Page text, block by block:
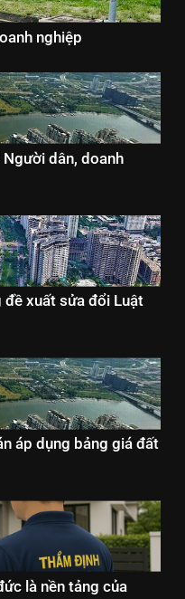
nghiệp
dân, doanh
đề xuất sửa đổi Luật
áp dụng bảng giá đất
là nền tảng của